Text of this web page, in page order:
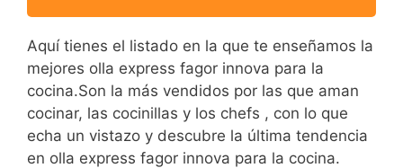
Aquí tienes el listado en la que te enseñamos la
mejores olla express fagor innova para la
cocina.Son la más vendidos por las que aman
cocinar, las cocinillas y los chefs , con lo que
echa un vistazo y descubre la última tendencia
en olla express fagor innova para la cocina.